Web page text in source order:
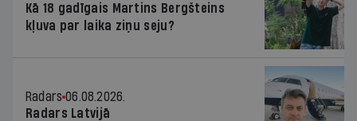
Kā 18 gadīgais Martins Bergšteins
kļuva par laika ziņu seju?
Radars 06.08.2026.
Radars Latvijā